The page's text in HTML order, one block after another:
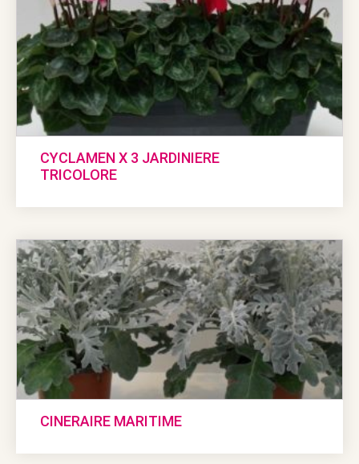
CYCLAMEN X 3 JARDINIERE
TRICOLORE
CINERAIRE MARITIME